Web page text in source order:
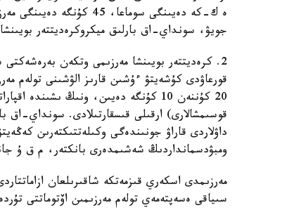
ە ك-كە دەيىنگى سوماعا،
جويۋ، سونداي-اق بارلىق ميكروكرەديتتەر
2. كرەديتتەر بويىنشا مەرزىمى وتكەن بەرەشەكتى
قورعاۋدى كۇشەيتۋ ءۇشىن قارىز الۋشىنى تولەم
20 كۇننەن 10 كۇنگە دەيىن، ونىڭ
قوسىمشالارى) ارقىلى قىسقارتىلادى. سونداي-اق
داۋلاردى قاراۋ جونىندەگى وكىلەتتىكتەرىن
ومبۋدسمانداردىڭ شەشىمدەرى بانكتەر، م ق ۇ
مەرزىمدى اسكەري قىزمەتكە شاقىرىلعان
سىياقى ەسەپتەمەي تولەم مەرزىمىن اۆتوماتتى